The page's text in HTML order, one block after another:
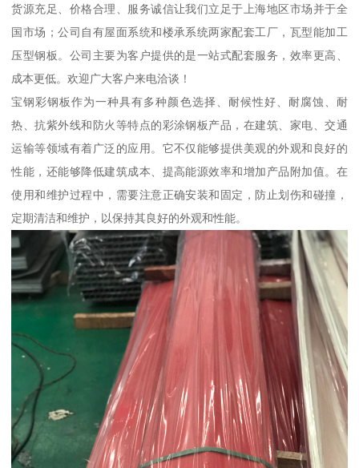
货源充足、价格合理、服务诚信让我们立足于上海地区市场并于全
国市场；公司自有屋面系统和楼承系统两家配套工厂，瓦型能加工
压型钢板。公司主要为客户提供的是一站式配套服务，效率更高、
成本更低。欢迎广大客户来电洽谈！
宝钢彩钢板作为一种具有多种颜色选择、耐候性好、耐腐蚀、耐
热、抗紫外线和防火等特点的彩涂钢板产品，在建筑、家电、交通
运输等领域有着广泛的应用。它不仅能够提供美观的外观和良好的
性能，还能够降低建筑成本、提高能源效率和增加产品附加值。在
使用和维护过程中，需要注意正确安装和固定，防止划伤和碰撞，
定期清洁和维护，以保持其良好的外观和性能。